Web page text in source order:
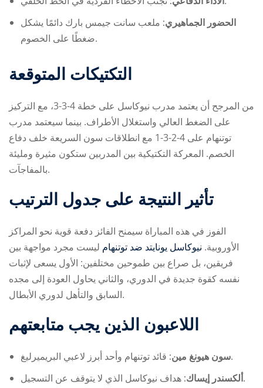
الحضور الجماهيري: ملعب سانت جيمس بارك دائمًا يشكل
ضغطًا على الخصوم.
التكتيكات المتوقعة
من المرجح أن يعتمد مدرب نيوكاسل على خطة 4-3-3، مع التركيز
على الضغط العالي واستغلال الأطراف. بينما سيعتمد مدرب
توتنهام على 4-2-3-1 مع انطلاقات سون السريعة خلف دفاع
الخصم. المعركة التكتيكية بين المدربين ستكون مثيرة ومليئة
بالمفاجآت.
تأثير النتيجة على جدول الترتيب
الفوز في هذه المباراة سيمنح الفائز دفعة قوية نحو المراكز
الأوروبية. نيوكاسل يونايتد ضد توتنهام ليست مجرد مواجهة بين
فريقين، بل صراع بين طموحين مختلفين: الأول يسعى لإثبات
نفسه كقوة جديدة في الدوري، والثاني يحاول العودة إلى مجده
السابق والتأهل لدوري الأبطال.
اللاعبون الذين يجب متابعتهم
سون هيونغ مين:قائد توتنهام وأحد أبرز لاعبي البريميرليغ.
ألكسندر إيساك:هداف نيوكاسل الذي لا يتوقف عن التسجيل.